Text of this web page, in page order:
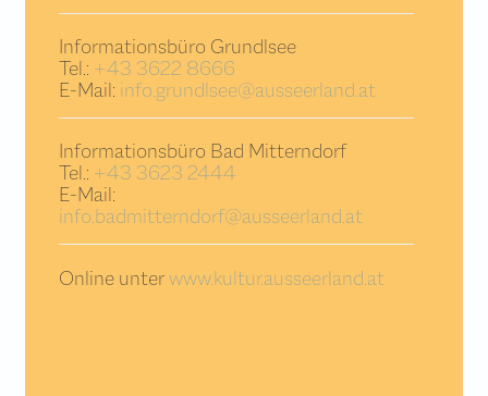
Informationsbüro Grundlsee
Tel.: +43 3622 8666
E-Mail: info.grundlsee@ausseerland.at
Informationsbüro Bad Mitterndorf
Tel.: +43 3623 2444
E-Mail:
info.badmitterndorf@ausseerland.at
Online unterwww.kultur.ausseerland.at